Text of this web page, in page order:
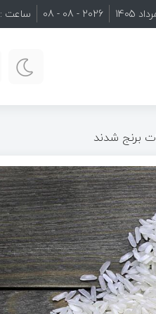
2026 - 08 - 08 ساعت :
برنج شدند